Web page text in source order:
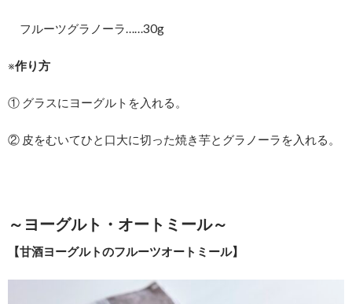
フルーツグラノーラ……30g
※作り方
① グラスにヨーグルトを入れる。
② 皮をむいてひと口大に切った焼き芋とグラノーラを入れる。
～ヨーグルト・オートミール～
【甘酒ヨーグルトのフルーツオートミール】